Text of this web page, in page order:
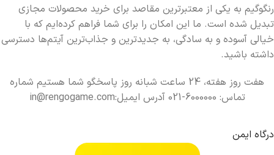
رنگوگیم به یکی از معتبرترین مقاصد برای خرید محصولات مجازی
تبدیل شده است. ما این امکان را برای شما فراهم کرده‌ایم که با
خیالی آسوده و به سادگی، به جدیدترین و جذاب‌ترین آیتم‌ها دسترسی
داشته باشید.
هفت روز هفته، 24 ساعت شبانه روز پاسخگو شما هستیم شماره
تماس: 6000000-021 آدرس ایمیل:in@rengogame.com
درگاه ایمن